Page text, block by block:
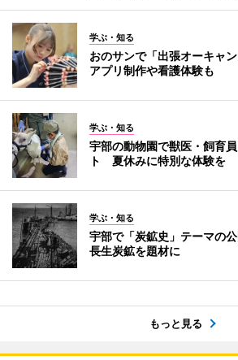
学ぶ・知る
おのサンで「出張オーキャ
アプリ制作や看護体験も
学ぶ・知る
宇部の動物園で獣医・飼育
ト 夏休みに特別な体験を
学ぶ・知る
宇部で「炭鉱史」テーマの
長生炭鉱を題材に
もっと見る